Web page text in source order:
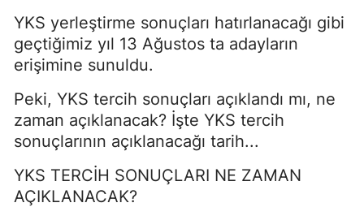
YKS yerleştirme sonuçları hatırlanacağı gibi
geçtiğimiz yıl 13 Ağustos ta adayların
erişimine sunuldu.
Peki, YKS tercih sonuçları açıklandı mı, ne
zaman açıklanacak? İşte YKS tercih
sonuçlarının açıklanacağı tarih...
YKS TERCİH SONUÇLARI NE ZAMAN
AÇIKLANACAK?